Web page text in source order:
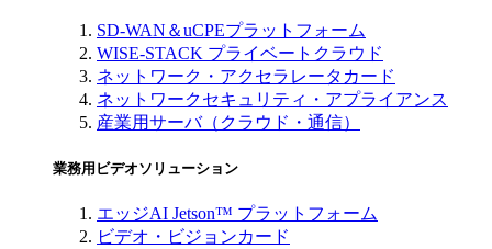
SD-WAN＆uCPEプラットフォーム
WISE-STACK プライベートクラウド
ネットワーク・アクセラレータカード
ネットワークセキュリティ・アプライアンス
産業用サーバ（クラウド・通信）
業務用ビデオソリューション
エッジAI Jetson™ プラットフォーム
ビデオ・ビジョンカード